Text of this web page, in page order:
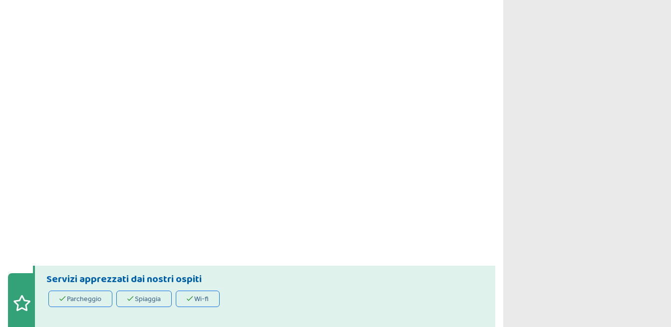
Servizi apprezzati dai nostri ospiti
Parcheggio Spiaggia Wi-fi